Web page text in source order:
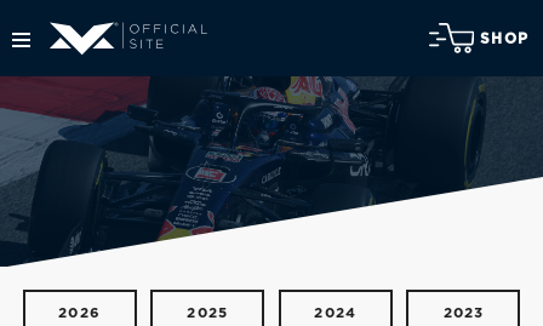
SHOP
2026 2025 2024 2023